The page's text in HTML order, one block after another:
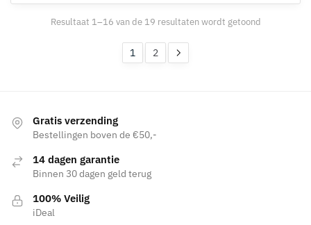
Resultaat 1–16 van de 19 resultaten wordt getoond
1 2
Gratis verzending
Bestellingen boven de €50,-
14 dagen garantie
Binnen 30 dagen geld terug
100% Veilig
iDeal